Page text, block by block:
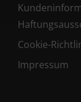
Cookie-
Impressum